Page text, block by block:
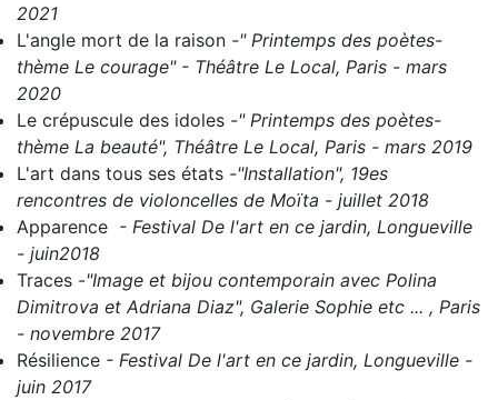
2021
L'angle mort de la raison -" Printemps des poètes-
thème Le courage" - Théâtre Le Local, Paris - mars
2020
Le crépuscule des idoles -" Printemps des poètes-
thème La beauté", Théâtre Le Local, Paris - mars 2019
L'art dans tous ses états -"Installation", 19es
rencontres de violoncelles de Moïta - juillet 2018
Apparence - Festival De l'art en ce jardin, Longueville
- juin2018
Traces -"Image et bijou contemporain avec Polina
Dimitrova et Adriana Diaz", Galerie Sophie etc ... , Paris
- novembre 2017
Résilience - Festival De l'art en ce jardin, Longueville -
juin 2017